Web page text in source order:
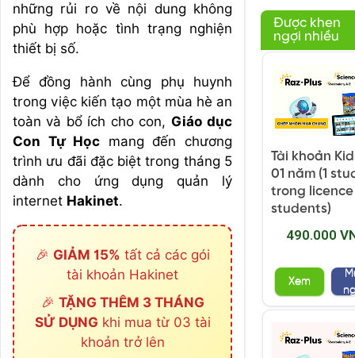
những rủi ro về nội dung không
phù hợp hoặc tình trạng nghiện
thiết bị số.
Để đồng hành cùng phụ huynh
trong việc kiến tạo một mùa hè an
toàn và bổ ích cho con, Giáo dục
Con Tự Học mang đến chương
trình ưu đãi đặc biệt trong tháng 5
dành cho ứng dụng quản lý
internet Hakinet.
🎉 GIẢM 15% tất cả các gói
tài khoản Hakinet
🎉 TẶNG THÊM 3 THÁNG
SỬ DỤNG khi mua từ 03 tài
khoản trở lên
Được khen
ngợi nhiều
Tài khoản
01 năm (1
trong licence
students)
490.000
Xem